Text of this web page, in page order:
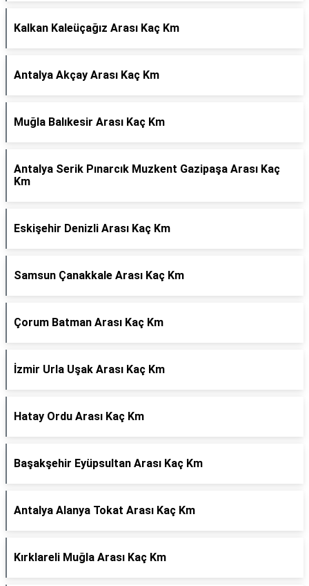
Kalkan Kaleüçağız Arası Kaç Km
Antalya Akçay Arası Kaç Km
Muğla Balıkesir Arası Kaç Km
Antalya Serik Pınarcık Muzkent Gazipaşa Arası Kaç
Km
Eskişehir Denizli Arası Kaç Km
Samsun Çanakkale Arası Kaç Km
Çorum Batman Arası Kaç Km
İzmir Urla Uşak Arası Kaç Km
Hatay Ordu Arası Kaç Km
Başakşehir Eyüpsultan Arası Kaç Km
Antalya Alanya Tokat Arası Kaç Km
Kırklareli Muğla Arası Kaç Km